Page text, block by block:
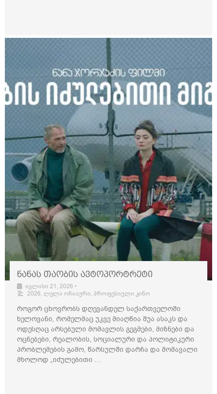
ნანას თაობის ავტოპორტრეტი
ივლისი 21, 2026 •
2026, ლელა ოჩიაური, პროფესიული კინო
როგორ ცხოვრობს დღევანდელ საქართველოში
ხელოვანი, რომელმაც უკვე მიაღწია შუა ასაკს და
ოდესღაც არსებული მომავლის გეგმები, მიზნები და
ოცნებები, რეალობის, სოციალური და პოლიტიკური
პრობლემების გამო, წარსულში დარჩა და მომავალი
მხოლოდ „იძულებითი …